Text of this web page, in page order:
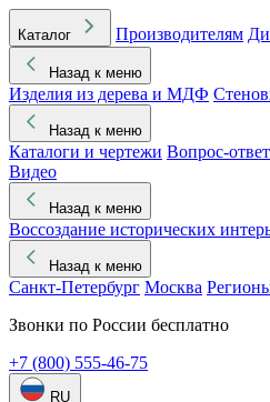
Каталог Производителям
Назад к меню
Изделия из дерева и МДФ
Назад к меню
Каталоги и чертежи Вопрос-ответ
Видео
Назад к меню
Воссоздание исторических
Назад к меню
Санкт-Петербург Москва
Звонки по России бесплатно
+7 (800) 555-46-75
RU